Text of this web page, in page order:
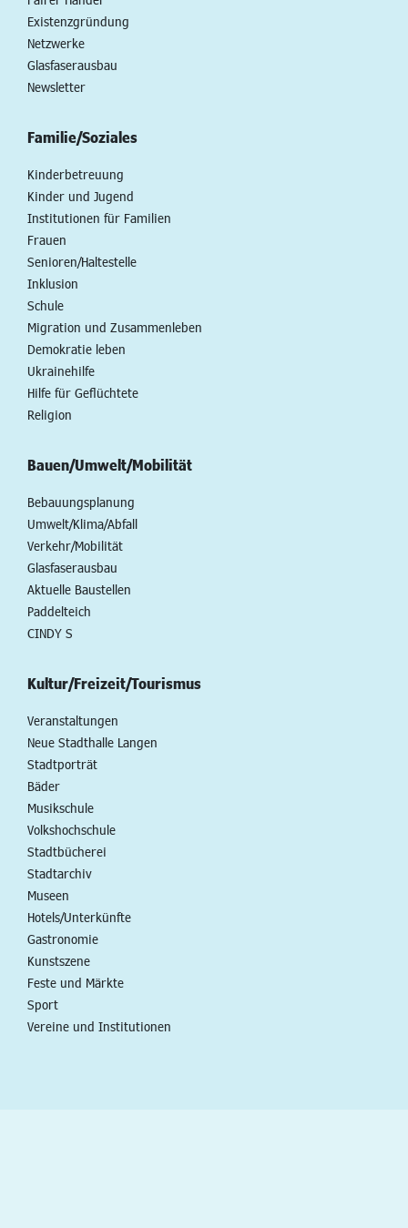
Existenzgründung
Netzwerke
Glasfaserausbau
Newsletter
Familie/Soziales
Kinderbetreuung
Kinder und Jugend
Institutionen für Familien
Frauen
Senioren/Haltestelle
Inklusion
Schule
Migration und Zusammenleben
Demokratie leben
Ukrainehilfe
Hilfe für Geflüchtete
Religion
Bauen/Umwelt/Mobilität
Bebauungsplanung
Umwelt/Klima/Abfall
Verkehr/Mobilität
Glasfaserausbau
Aktuelle Baustellen
Paddelteich
CINDY S
Kultur/Freizeit/Tourismus
Veranstaltungen
Neue Stadthalle Langen
Stadtporträt
Bäder
Musikschule
Volkshochschule
Stadtbücherei
Stadtarchiv
Museen
Hotels/Unterkünfte
Gastronomie
Kunstszene
Feste und Märkte
Sport
Vereine und Institutionen